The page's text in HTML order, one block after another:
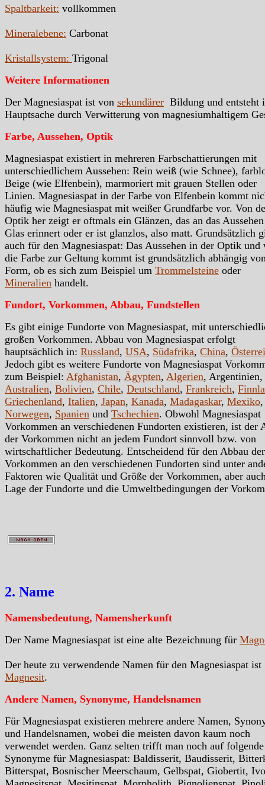
Spaltbarkeit: vollkommen
Mineralebene: Carbonat
Kristallsystem: Trigonal
Weitere Informationen
Der Magnesiaspat ist von sekundärer Bildung und entsteht
Hauptsache durch Verwitterung von magnesiumhaltigem
Farbe, Aussehen, Optik
Magnesiaspat existiert in mehreren Farbschattierungen mit
unterschiedlichem Aussehen: Rein weiß (wie Schnee),
Beige (wie Elfenbein), marmoriert mit grauen Stellen oder
Linien. Magnesiaspat in der Farbe von Elfenbein kommt
häufig wie Magnesiaspat mit weißer Grundfarbe vor. Von
Optik her zeigt er oftmals ein Glänzen, das an das
Glas erinnert oder er ist glanzlos, also matt. Grundsätzlich
auch für den Magnesiaspat: Das Aussehen in der Optik und
die Farbe zur Geltung kommt ist grundsätzlich abhängig
Form, ob es sich zum Beispiel um Trommelsteine oder
Mineralien handelt.
Fundort, Vorkommen, Abbau, Fundstellen
Es gibt einige Fundorte von Magnesiaspat, mit
großen Vorkommen. Abbau von Magnesiaspat erfolgt
hauptsächlich in: Russland, USA, Südafrika, China,
Jedoch gibt es weitere Fundorte von Magnesiaspat
zum Beispiel: Afghanistan, Ägypten, Algerien, Argentinien,
Australien, Bolivien, Chile, Deutschland, Frankreich,
Griechenland, Italien, Japan, Kanada, Madagaskar, Mexiko,
Norwegen, Spanien und Tschechien. Obwohl Magnesiaspat
Vorkommen an verschiedenen Fundorten existieren, ist der
der Vorkommen nicht an jedem Fundort sinnvoll bzw. von
wirtschaftlicher Bedeutung. Entscheidend für den Abbau der
Vorkommen an den verschiedenen Fundorten sind unter
Faktoren wie Qualität und Größe der Vorkommen, aber
Lage der Fundorte und die Umweltbedingungen der
2. Name
Namensbedeutung, Namensherkunft
Der Name Magnesiaspat ist eine alte Bezeichnung für
Der heute zu verwendende Namen für den Magnesiaspat ist
Magnesit.
Andere Namen, Synonyme, Handelsnamen
Für Magnesiaspat existieren mehrere andere Namen,
und Handelsnamen, wobei die meisten davon kaum noch
verwendet werden. Ganz selten trifft man noch auf folgende
Synonyme für Magnesiaspat: Baldisserit, Baudisserit,
Bitterspat, Bosnischer Meerschaum, Gelbspat, Giobertit,